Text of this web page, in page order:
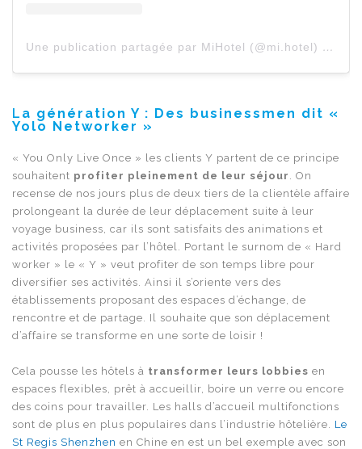
Une publication partagée par MiHotel (@mi.hotel)
L a génération Y : Des businessmen dit «
Yolo Networker »
« You Only Live Once » les clients Y partent de ce principe
souhaitent profiter pleinement de leur séjour
. On
recense de nos jours plus de deux tiers de la clientèle affaire
prolongeant la durée de leur déplacement suite à leur
voyage business, car ils sont satisfaits des animations et
activités proposées par l’hôtel. Portant le surnom de « Hard
worker » le « Y » veut profiter de son temps libre pour
diversifier ses activités. Ainsi il s’oriente vers des
établissements proposant des espaces d’échange, de
rencontre et de partage. Il souhaite que son déplacement
d’affaire se transforme en une sorte de loisir !
Cela pousse les hôtels à transformer leurs lobbies en
espaces flexibles, prêt à accueillir, boire un verre ou encore
des coins pour travailler. Les halls d’accueil multifonctions
sont de plus en plus populaires dans l’industrie hôtelière.
Le
St Regis Shenzhen en Chine en est un bel exemple avec son